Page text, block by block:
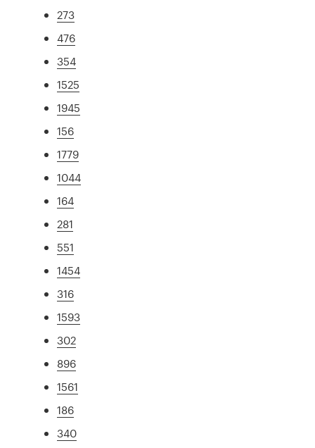
273
476
354
1525
1945
156
1779
1044
164
281
551
1454
316
1593
302
896
1561
186
340